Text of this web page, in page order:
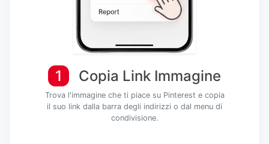
1 Copia Link Immagine
Trova l'immagine che ti piace su Pinterest e copia
il suo link dalla barra degli indirizzi o dal menu di
condivisione.